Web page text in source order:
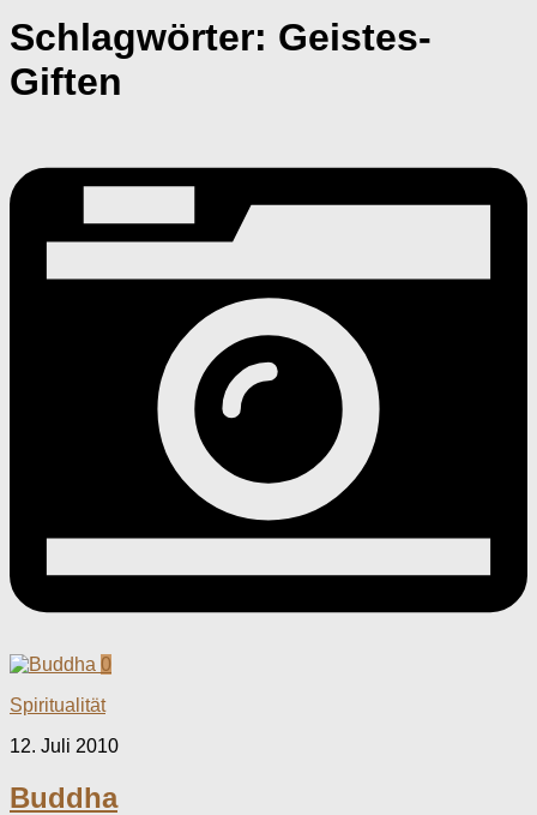
Schlagwörter: Geistes-
Giften
0
Spiritualität
12. Juli 2010
Buddha